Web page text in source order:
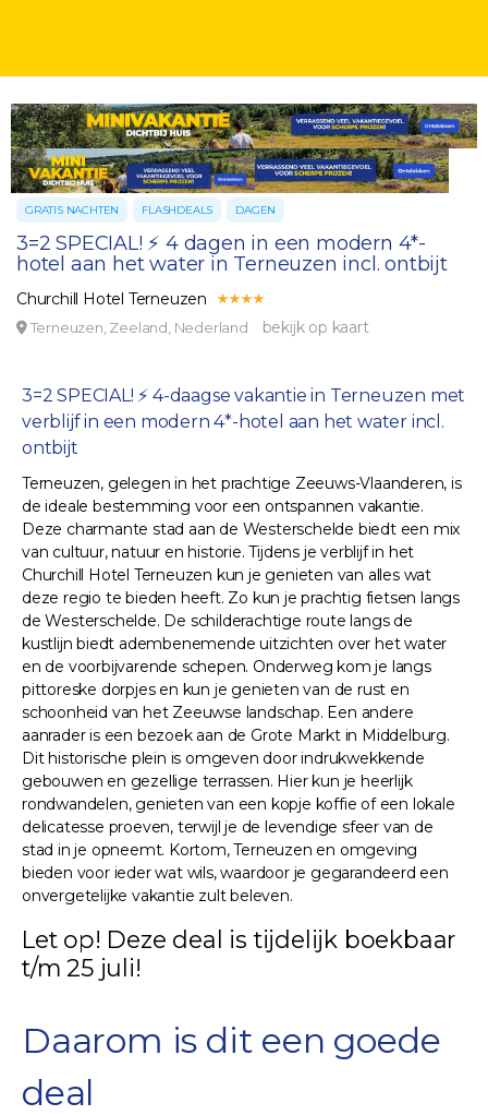
GRATIS NACHTEN FLASHDEALS DAGEN
3=2 SPECIAL! ⚡ 4 dagen in een modern 4*-
hotel aan het water in Terneuzen incl. ontbijt
Churchill Hotel Terneuzen
Terneuzen, Zeeland, Nederland bekijk op kaart
3=2 SPECIAL! ⚡ 4-daagse vakantie in Terneuzen met
verblijf in een modern 4*-hotel aan het water incl.
ontbijt
Terneuzen, gelegen in het prachtige Zeeuws-Vlaanderen, is
de ideale bestemming voor een ontspannen vakantie.
Deze charmante stad aan de Westerschelde biedt een mix
van cultuur, natuur en historie. Tijdens je verblijf in het
Churchill Hotel Terneuzen kun je genieten van alles wat
deze regio te bieden heeft. Zo kun je prachtig fietsen langs
de Westerschelde. De schilderachtige route langs de
kustlijn biedt adembenemende uitzichten over het water
en de voorbijvarende schepen. Onderweg kom je langs
pittoreske dorpjes en kun je genieten van de rust en
schoonheid van het Zeeuwse landschap. Een andere
aanrader is een bezoek aan de Grote Markt in Middelburg.
Dit historische plein is omgeven door indrukwekkende
gebouwen en gezellige terrassen. Hier kun je heerlijk
rondwandelen, genieten van een kopje koffie of een lokale
delicatesse proeven, terwijl je de levendige sfeer van de
stad in je opneemt. Kortom, Terneuzen en omgeving
bieden voor ieder wat wils, waardoor je gegarandeerd een
onvergetelijke vakantie zult beleven.
Let op! Deze deal is tijdelijk boekbaar
t/m 25 juli!
Daarom is dit een goede
deal